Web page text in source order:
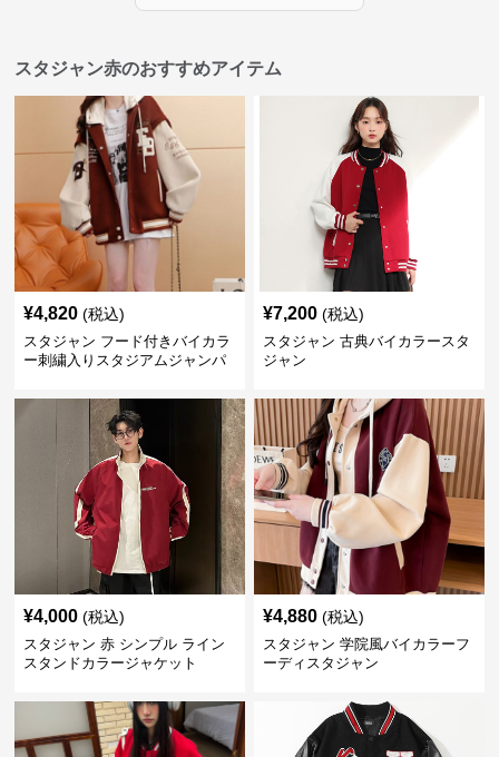
スタジャン赤のおすすめアイテム
¥4,820 (税込)
スタジャン フード付きバイカラ
ー刺繍入りスタジアムジャンパ
¥7,200 (税込)
スタジャン 古典バイカラースタ
ジャン
¥4,000 (税込)
スタジャン 赤 シンプル ライン
スタンドカラージャケット
¥4,880 (税込)
スタジャン 学院風バイカラーフ
ーディスタジャン